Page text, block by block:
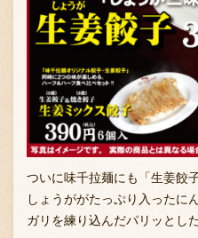
ついに味千拉麺にも「生姜餃
しょうががたっぷり入ったに
ガリを練り込んだパリッとし